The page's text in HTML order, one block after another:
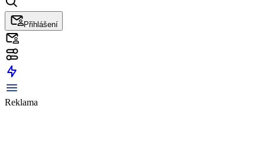
Přihlášení
Reklama